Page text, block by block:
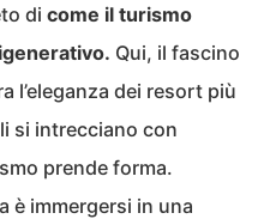
di come il turismo
Qui, il fascino
l’eleganza dei resort più
si intrecciano con
prende forma.
è immergersi in una